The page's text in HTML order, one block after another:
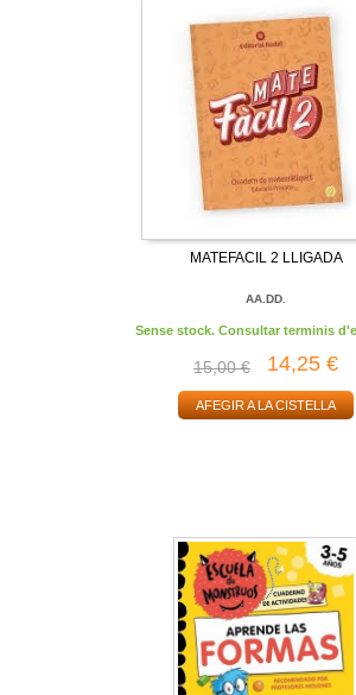
MATEFACIL 2 LLIGADA
AA.DD.
Sense stock. Consultar terminis
15,00 € 14,25 €
AFEGIR A LA CISTELLA